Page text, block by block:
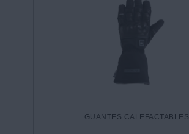
GUANTES CALEFACTABLES